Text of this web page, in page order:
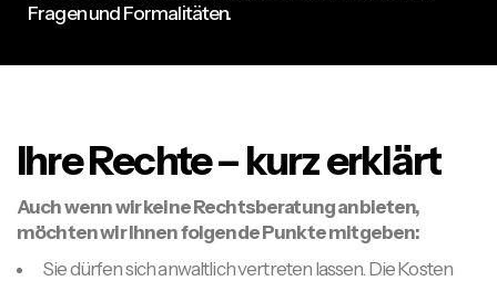
Fragen und Formalitäten.
Ihre Rechte – kurz erklärt
Auch wenn wir keine Rechtsberatung anbieten,
möchten wir Ihnen folgende Punkte mitgeben:
Sie dürfen sich anwaltlich vertreten lassen. Die Kosten